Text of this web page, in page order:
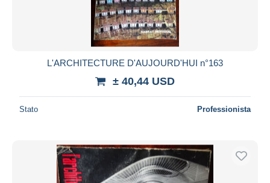
L'ARCHITECTURE D'AUJOURD'HUI n°163
± 40,44 USD
Stato Professionista